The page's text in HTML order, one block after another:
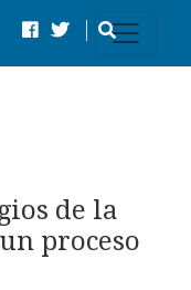
y resistencia de un
de la
proceso